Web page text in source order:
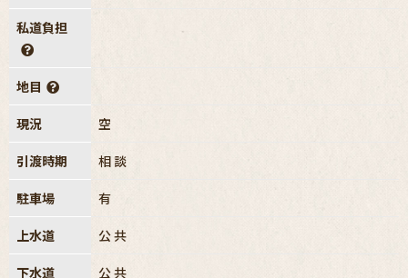
私道負担
地目
現況 空
引渡時期 相談
駐車場 有
上水道 公共
下水道 公共